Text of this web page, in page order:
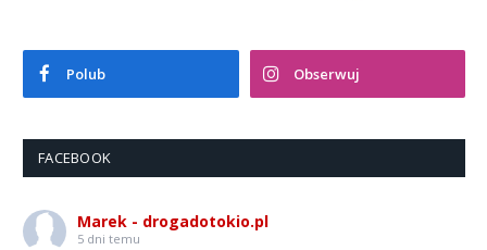
Polub Obserwuj
FACEBOOK
Marek - drogadotokio.pl
5 dni temu